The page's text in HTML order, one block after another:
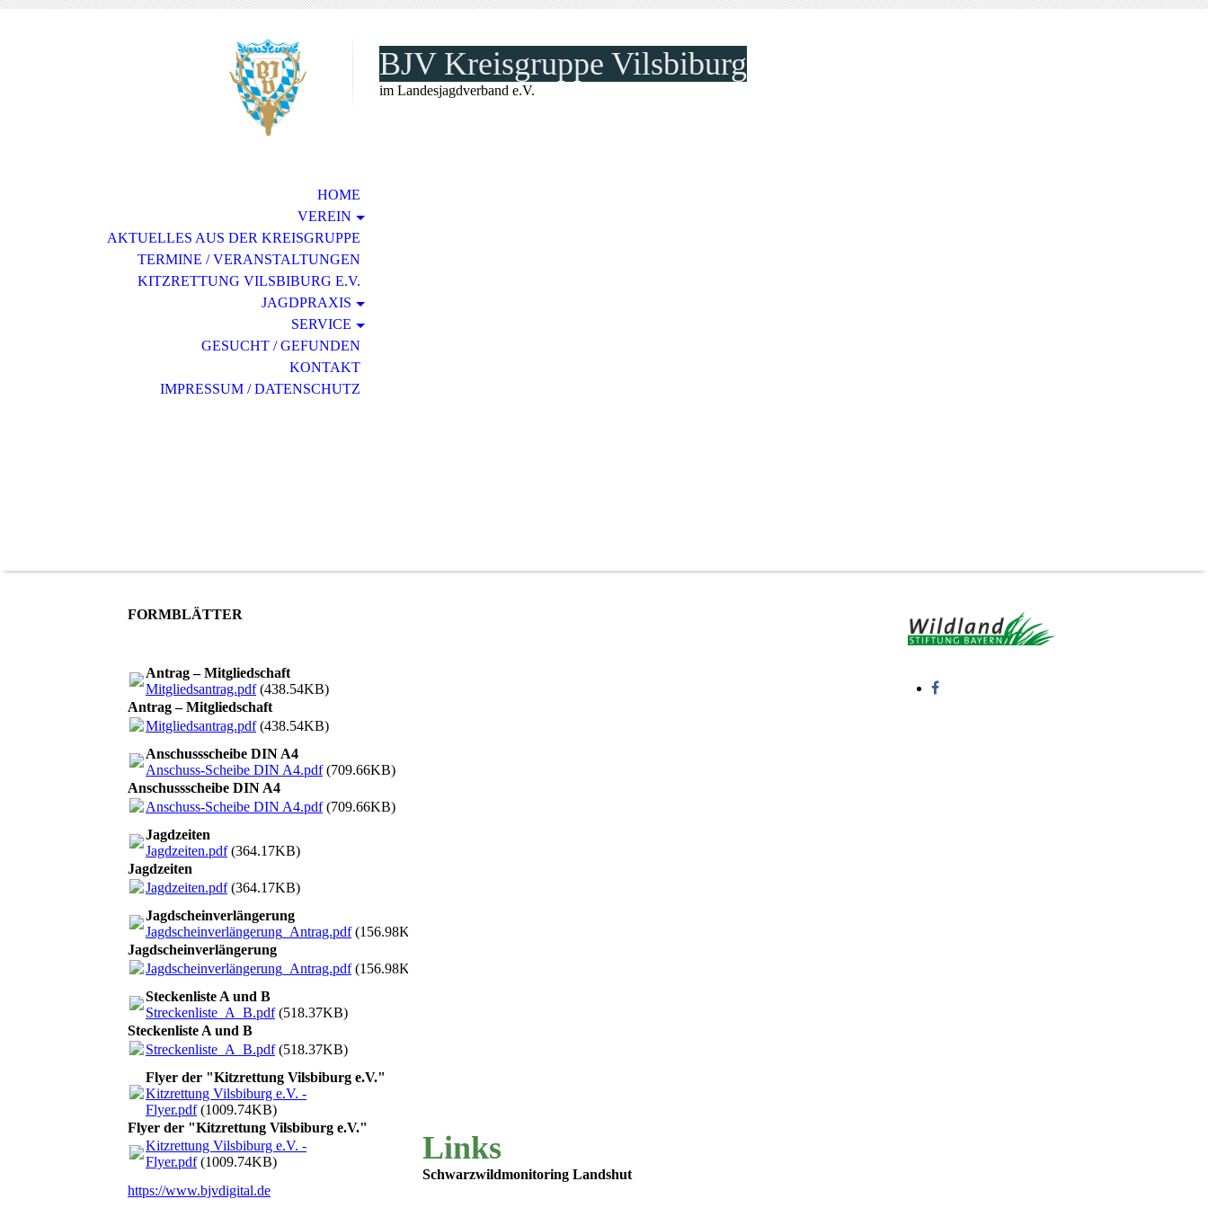
BJV Kreisgruppe Vilsbiburg
im Landesjagdverband e.V.
HOME
VEREIN
AKTUELLES AUS DER KREISGRUPPE
TERMINE / VERANSTALTUNGEN
KITZRETTUNG VILSBIBURG E.V.
JAGDPRAXIS
SERVICE
GESUCHT / GEFUNDEN
KONTAKT
IMPRESSUM / DATENSCHUTZ
FORMBLÄTTER
Antrag – Mitgliedschaft
Mitgliedsantrag.pdf(438.54KB)
Antrag – Mitgliedschaft
Mitgliedsantrag.pdf(438.54KB)
Anschussscheibe DIN A4
Anschuss-Scheibe DIN A4.pdf(709.66KB)
Anschussscheibe DIN A4
Anschuss-Scheibe DIN A4.pdf(709.66KB)
Jagdzeiten
Jagdzeiten.pdf(364.17KB)
Jagdzeiten
Jagdzeiten.pdf(364.17KB)
Jagdscheinverlängerung
Jagdscheinverlängerung_Antrag.pdf(156.98KB)
Jagdscheinverlängerung
Jagdscheinverlängerung_Antrag.pdf(156.98KB)
Steckenliste A und B
Streckenliste_A_B.pdf(518.37KB)
Steckenliste A und B
Streckenliste_A_B.pdf(518.37KB)
Flyer der "Kitzrettung Vilsbiburg e.V."
Kitzrettung Vilsbiburg e.V. -
Flyer.pdf(1009.74KB)
Flyer der "Kitzrettung Vilsbiburg e.V."
Kitzrettung Vilsbiburg e.V. -
Flyer.pdf(1009.74KB) Links
Schwarzwildmonitoring Landshut
https://www.bjvdigital.de